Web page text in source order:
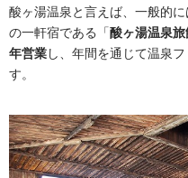
酸ヶ湯温泉と言えば、一般的
の一軒宿である「酸ヶ湯温泉旅
年営業し、年間を通じて温泉
す。